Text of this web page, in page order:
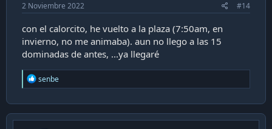
2 Noviembre 2022 #14
con el calorcito, he vuelto a la plaza (7:50am, en
invierno, no me animaba). aun no llego a las 15
dominadas de antes, ...ya llegaré
R
e
c
t
senbe